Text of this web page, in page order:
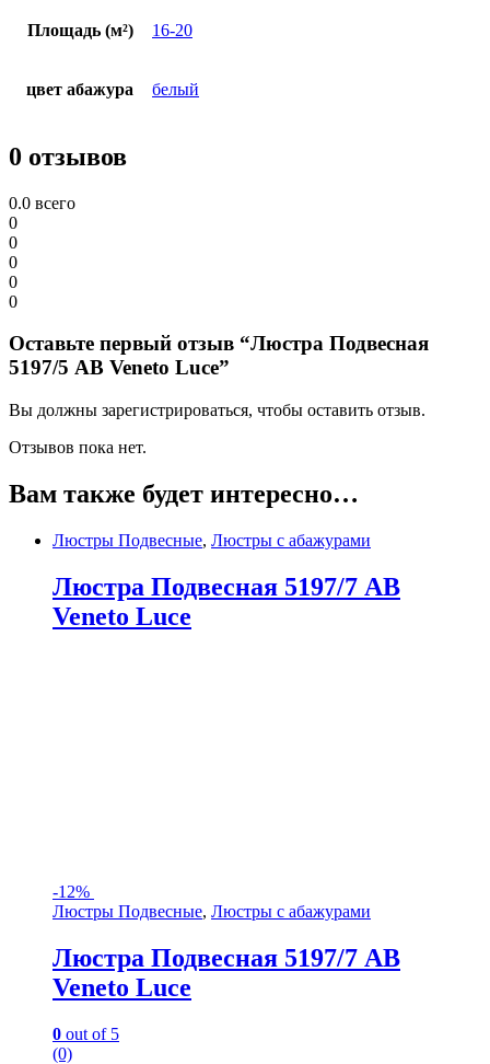
Площадь (м²) 16-20
цвет абажура белый
0 отзывов
0.0 всего
0
0
0
0
0
Оставьте первый отзыв “Люстра Подвесная
5197/5 AB Veneto Luce”
Вы должны зарегистрироваться, чтобы оставить отзыв.
Отзывов пока нет.
Вам также будет интересно…
Люстры Подвесные, Люстры с абажурами
Люстра Подвесная 5197/7 AB
Veneto Luce
-12%
Люстры Подвесные, Люстры с абажурами
Люстра Подвесная 5197/7 AB
Veneto Luce
0 out of 5
(0)